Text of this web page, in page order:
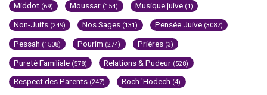
Middot (69) Moussar (154) Musique juive (1)
Non-Juifs (249) Nos Sages (131) Pensée Juive (3087)
Pessah (1508) Pourim (274) Prières (3)
Pureté Familiale (578) Relations & Pudeur (528)
Respect des Parents (247) Roch 'Hodech (4)